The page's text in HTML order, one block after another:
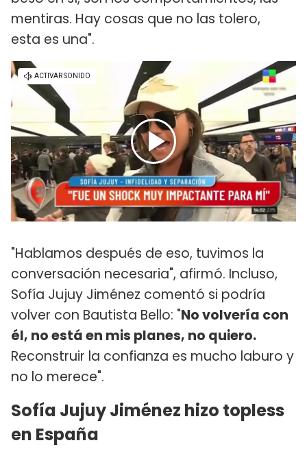
mentiras. Hay cosas que no las tolero,
esta es una".
"Hablamos después de eso, tuvimos la
conversación necesaria", afirmó. Incluso,
Sofía Jujuy Jiménez comentó si podría
volver con Bautista Bello: "No volvería con
él, no está en mis planes, no quiero.
Reconstruir la confianza es mucho laburo y
no lo merece".
Sofía Jujuy Jiménez hizo topless
en España